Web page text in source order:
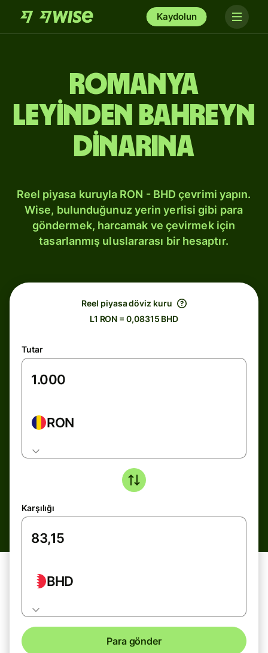
Kaydolun
Romanya
leyinden Bahreyn
dinarına
Reel piyasa kuruyla RON - BHD çevrimi yapın.
Wise, bulunduğunuz yerin yerlisi gibi para
göndermek, harcamak ve çevirmek için
tasarlanmış uluslararası bir hesaptır.
Reel piyasa döviz kuru
L1 RON = 0,08315 BHD
Tutar
RON
Karşılığı
BHD
Para gönder